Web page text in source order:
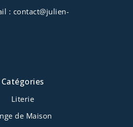
: contact@julien-
Catégories
Literie
de Maison